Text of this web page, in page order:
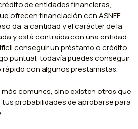
de entidades financieras,
ofrecen financiación con ASNEF.
da la cantidad y el carácter de la
y está contraída con una entidad
conseguir un préstamo o crédito.
puntual, todavía puedes conseguir
con algunos prestamistas.
comunes, sino existen otros que
probabilidades de aprobarse para